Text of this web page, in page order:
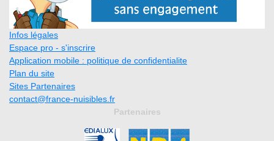
Infos légales
Espace pro - s'inscrire
Application mobile : politique de confidentialite
Plan du site
Sites Partenaires
contact@france-nuisibles.fr
Partenaires